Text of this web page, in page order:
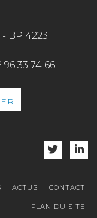
BP 4223
96 33 74 66
ACTUS CONTACT
PLAN DU SITE